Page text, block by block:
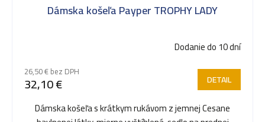
Dámska košeľa Payper TROPHY LADY
Dodanie do 10 dní
26,50 € bez DPH
32,10 € DETAIL
Dámska košeľa s krátkym rukávom z jemnej Cesane